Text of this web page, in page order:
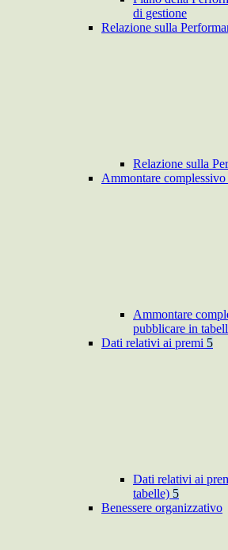
di gestione
Relazione sulla
Relazione sulla
Ammontare
Ammontare
pubblicare in
Dati relativi ai premi 5
Dati relativi ai
tabelle) 5
Benessere organizzativo